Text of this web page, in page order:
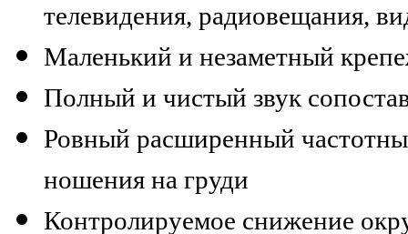
телевидения, радиовещания,
Маленький и незаметный
Полный и чистый звук
Ровный расширенный
ношения на груди
Контролируемое снижение